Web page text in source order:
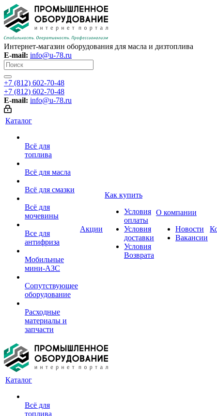
Интернет-магазин оборудования для масла и дизтоплива
E-mail: info@u-78.ru
+7 (812) 602-70-48
+7 (812) 602-70-48
E-mail: info@u-78.ru
Каталог
Всё для
топлива
Всё для масла
Всё для смазки
Всё для
мочевины
Все для
антифриза
Мобильные
мини-АЗС
Сопутствующее
оборудование
Расходные
материалы и
запчасти
Акции
Как купить
Условия
оплаты
Условия
доставки
Условия
Возврата
О компании
Новости
Вакансии
Каталог
Всё для
топлива